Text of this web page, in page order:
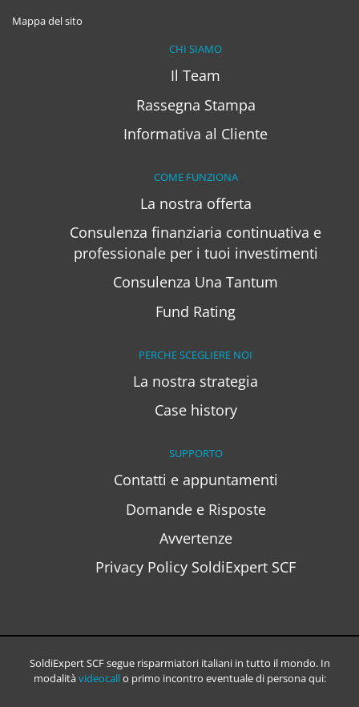
Mappa del sito
CHI SIAMO
Il Team
Rassegna Stampa
Informativa al Cliente
COME FUNZIONA
La nostra offerta
Consulenza finanziaria continuativa e
professionale per i tuoi investimenti
Consulenza Una Tantum
Fund Rating
PERCHE SCEGLIERE NOI
La nostra strategia
Case history
SUPPORTO
Contatti e appuntamenti
Domande e Risposte
Avvertenze
Privacy Policy SoldiExpert SCF
SoldiExpert SCF segue risparmiatori italiani in tutto il mondo. In
modalitàvideocallo primo incontro eventuale di persona qui: